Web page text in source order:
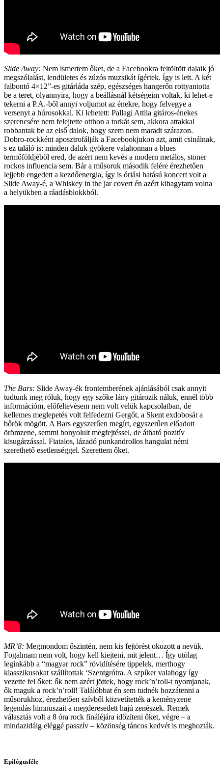
Slide Away: Nem ismertem őket, de a Facebookra feltöltött dalaik jó
megszólalást, lendületes és zúzós muzsikát ígértek. Így is lett. A két
falbontó 4×12”-es gitárláda szép, egészséges hangerőn rottyantotta
be a teret, olyannyira, hogy a beállásnál kétségeim voltak, ki lehet-e
tekerni a P.A.-ből annyi voljumot az énekre, hogy felvegye a
versenyt a húrosokkal. Ki lehetett: Pallagi Attila gitáros-énekes
szerencsére nem felejtette otthon a torkát sem, akkora attakkal
robbantak be az első dalok, hogy szem nem maradt szárazon.
Dobro-rockként aposztrofálják a Facebookjukon azt, amit csinálnak,
s ez találó is: minden daluk gyökere valahonnan a blues
termőföldjéből ered, de azért nem kevés a modern metálos, stoner
rockos influencia sem. Bár a műsoruk második felére érezhetően
lejjebb engedett a kezdőenergia, így is óriási hatású koncert volt a
Slide Away-é, a Whiskey in the jar covert én azért kihagytam volna
a helyükben a ráadásblokkból.
The Bars: Slide Away-ék frontemberének ajánlásából csak annyit
tudtunk meg róluk, hogy egy szőke lány gitározik náluk, ennél több
információm, előfeltevésem nem volt velük kapcsolatban, de
kellemes meglepetés volt felfedezni Gergőt, a Skent exdobosát a
bőrök mögött. A Bars egyszerűen megírt, egyszerűen előadott
örömzene, semmi bonyolult megfejtéssel, de átható pozitív
kisugárzással. Fiatalos, lázadó punkandrollos hangulat némi
szerethető esetlenséggel. Szerettem őket.
MR’8: Megmondom őszintén, nem kis fejtörést okozott a nevük.
Fogalmam nem volt, hogy kell kiejteni, mit jelent… Így utólag
leginkább a “magyar rock” rövidítésére tippelek, merthogy
klasszikusokat szállítottak ‘Szentgrótra. A szpíker valahogy így
vezette fel őket: ők nem azért jöttek, hogy rock’n’roll-t nyomjanak,
ők maguk a rock’n’roll! Találóbbat én sem tudnék hozzátenni a
műsorukhoz, érezhetően szívből közvetítették a keményzene
legendás himnuszait a megderesedett hajú zenészek. Remek
választás volt a 8 óra rock fináléjára időzíteni őket, végre – a
mindazidáig eléggé passzív – közönség táncos kedvét is meghozták.
Epilógusféle